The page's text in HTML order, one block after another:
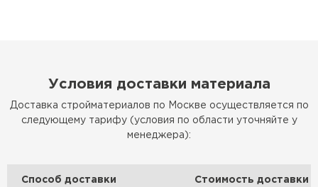
Условия доставки материала
Доставка стройматериалов по Москве осуществляется по
следующему тарифу (условия по области уточняйте у
менеджера):
Способ доставки Стоимость доставки